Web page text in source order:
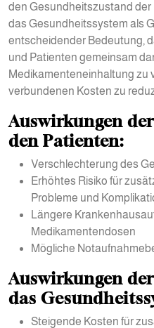
den Gesundheitszustand
das Gesundheitssystem als
entscheidender Bedeutung,
und Patienten gemeinsam
Medikamenteneinhaltung zu
verbundenen Kosten zu
Auswirkungen
den Patienten:
Verschlechterung des
Erhöhtes Risiko für
Probleme und
Längere
Medikamentendosen
Mögliche
Auswirkungen
das
Steigende Kosten für